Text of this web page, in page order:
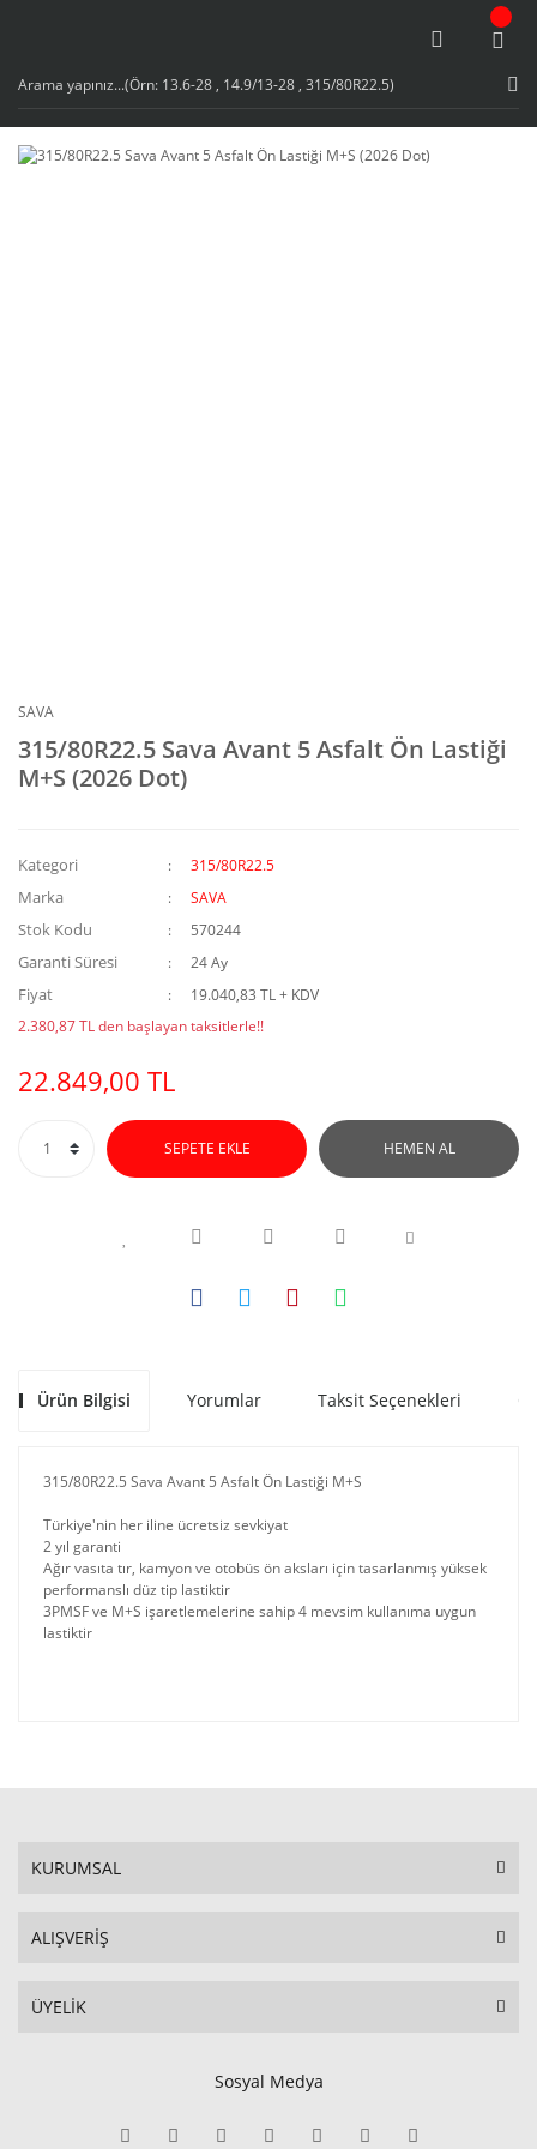
SAVA
315/80R22.5 Sava Avant 5 Asfalt Ön Lastiği
M+S (2026 Dot)
Kategori 315/80R22.5
Marka SAVA
Stok Kodu 570244
Garanti Süresi 24 Ay
Fiyat
19.040,83 TL + KDV
2.380,87 TL den başlayan taksitlerle!!
22.849,00 TL
SEPETE EKLE HEMEN AL
Ürün Bilgisi Yorumlar Taksit Seçenekleri
315/80R22.5 Sava Avant 5 Asfalt Ön Lastiği M+S
Türkiye'nin her iline ücretsiz sevkiyat
2 yıl garanti
Ağır vasıta tır, kamyon ve otobüs ön aksları için tasarlanmış yüksek
performanslı düz tip lastiktir
3PMSF ve M+S işaretlemelerine sahip 4 mevsim kullanıma uygun
lastiktir
KURUMSAL
ALIŞVERİŞ
ÜYELİK
Sosyal Medya